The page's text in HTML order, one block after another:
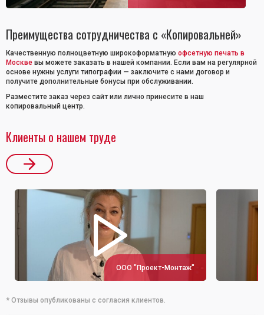
Преимущества сотрудничества с «Копировальней»
Качественную полноцветную широкоформатную офсетную печать в
Москве вы можете заказать в нашей компании. Если вам на регулярной
основе нужны услуги типографии — заключите с нами договор и
получите дополнительные бонусы при обслуживании.
Разместите заказ через сайт или лично принесите в наш
копировальный центр.
Клиенты о нашем труде
ООО "Проект-Монтаж"
* Отзывы опубликованы с согласия клиентов.